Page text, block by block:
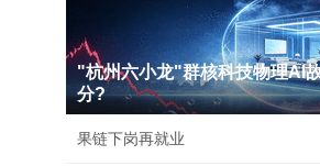
"杭州六小龙"群核科技物理AI
分?
果链下岗再就业